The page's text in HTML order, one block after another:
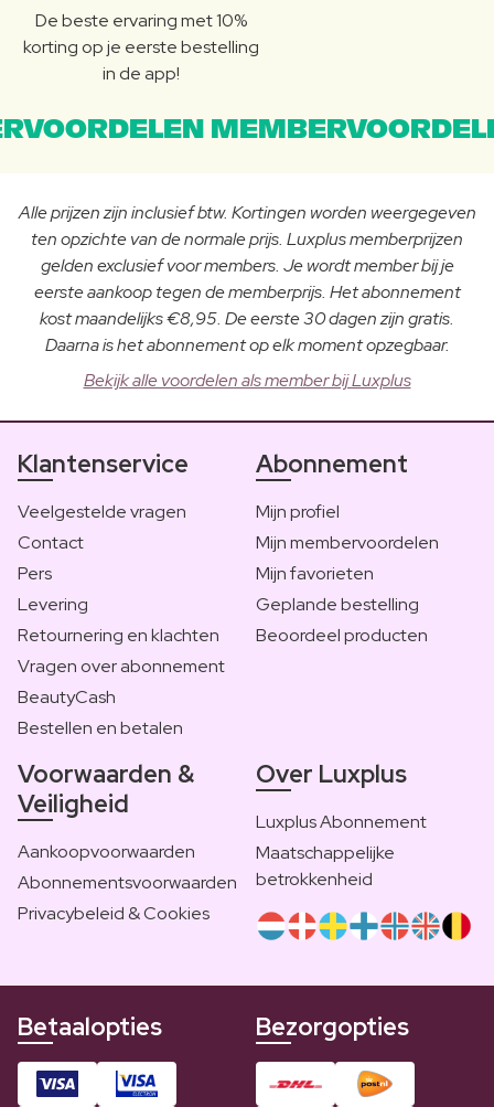
De beste ervaring met 10%
korting op je eerste bestelling
in de app!
Alle prijzen zijn inclusief btw. Kortingen worden weergegeven
ten opzichte van de normale prijs. Luxplus memberprijzen
gelden exclusief voor members. Je wordt member bij je
eerste aankoop tegen de memberprijs. Het abonnement
kost maandelijks €8,95. De eerste 30 dagen zijn gratis.
Daarna is het abonnement op elk moment opzegbaar.
Bekijk alle voordelen als member bij Luxplus
Klantenservice
Veelgestelde vragen
Contact
Pers
Levering
Retournering en klachten
Vragen over abonnement
BeautyCash
Bestellen en betalen
Abonnement
Mijn profiel
Mijn membervoordelen
Mijn favorieten
Geplande bestelling
Beoordeel producten
Voorwaarden &
Veiligheid
Aankoopvoorwaarden
Abonnementsvoorwaarden
Privacybeleid & Cookies
Over Luxplus
Luxplus Abonnement
Maatschappelijke
betrokkenheid
Betaalopties Bezorgopties